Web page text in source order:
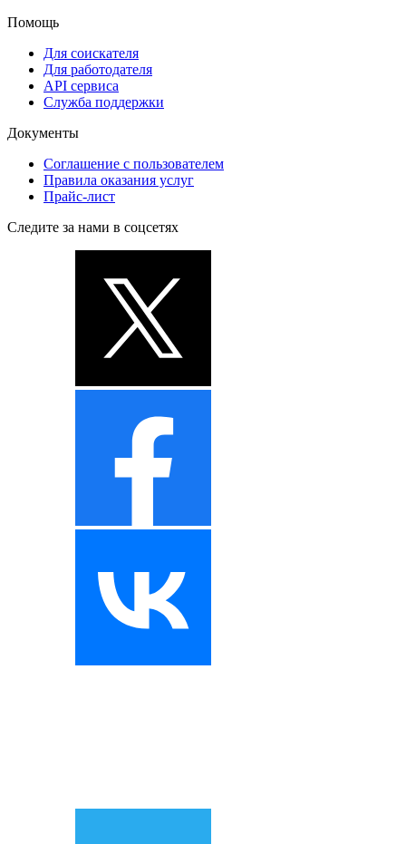
Помощь
Для соискателя
Для работодателя
API сервиса
Служба поддержки
Документы
Соглашение с пользователем
Правила оказания услуг
Прайс-лист
Следите за нами в соцсетях